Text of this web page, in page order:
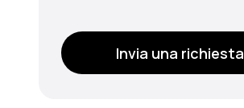
Invia una richiesta